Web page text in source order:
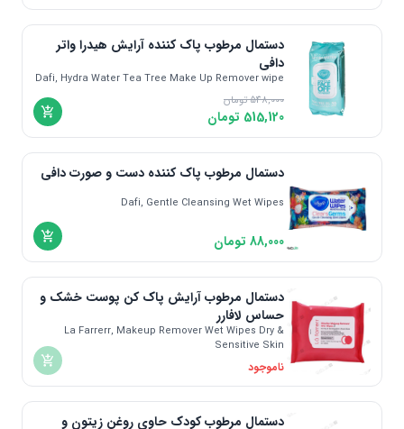
دستمال مرطوب پاک کننده آرایش هیدرا واتر
دافی
Dafi, Hydra Water Tea Tree Make Up Remover wipe
548,000تومان
515,120 تومان
دستمال مرطوب پاک کننده دست و صورت دافی
Dafi, Gentle Cleansing Wet Wipes
88,000 تومان
دستمال مرطوب آرایش پاک کن پوست‌ خشک و
حساس لافارر
La Farrerr, Makeup Remover Wet Wipes Dry &
Sensitive Skin
ناموجود
دستمال مرطوب کودک حاوی روغن زیتون و